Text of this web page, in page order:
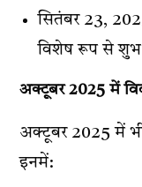
सितंबर 23,
विशेष रूप से शुभ
अक्टूबर 2025 में
अक्टूबर 2025 में
इनमें: